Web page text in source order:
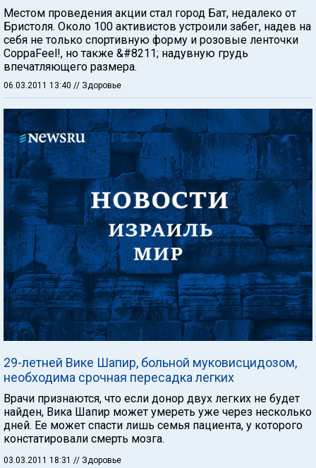
Местом проведения акции стал город Бат, недалеко от
Бристоля. Около 100 активистов устроили забег, надев на
себя не только спортивную форму и розовые ленточки
CoppaFeel!, но также &#8211; надувную грудь
впечатляющего размера.
06.03.2011 13:40 // Здоровье
29-летней Вике Шапир, больной муковисцидозом,
необходима срочная пересадка легких
Врачи признаются, что если донор двух легких не будет
найден, Вика Шапир может умереть уже через несколько
дней. Ее может спасти лишь семья пациента, у которого
констатировали смерть мозга.
03.03.2011 18:31 // Здоровье